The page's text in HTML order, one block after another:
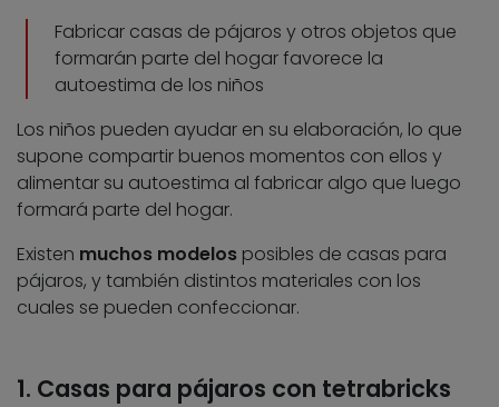
Fabricar casas de pájaros y otros objetos que
formarán parte del hogar favorece la
autoestima de los niños
Los niños pueden ayudar en su elaboración, lo que
supone compartir buenos momentos con ellos y
alimentar su autoestima al fabricar algo que luego
formará parte del hogar.
Existen muchos modelos posibles de casas para
pájaros, y también distintos materiales con los
cuales se pueden confeccionar.
1. Casas para pájaros con tetrabricks